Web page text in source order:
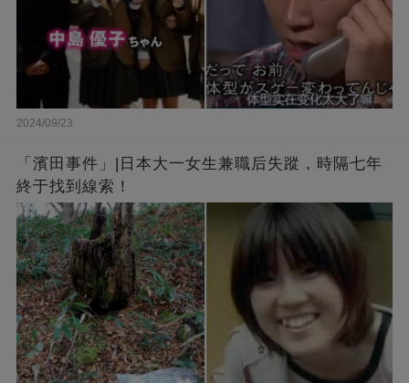
2024/09/23
「濱田事件」|日本大一女生兼職后失蹤，時隔七年
終于找到線索！